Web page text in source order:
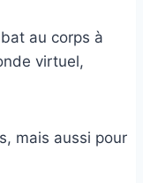
au corps à
virtuel,
mais aussi pour